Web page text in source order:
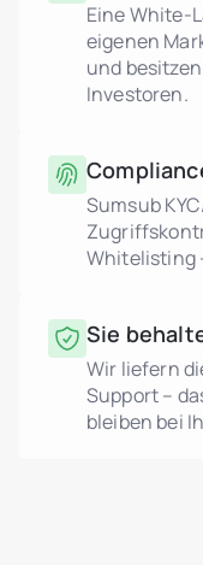
Eine White-
eigenen
und
Investoren.
Sumsub
Whitelisting
Sie
Wir liefern
Support –
bleiben bei